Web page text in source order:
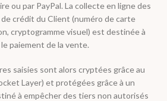
ou par PayPal. La collecte en ligne des
crédit du Client (numéro de carte
cryptogramme visuel) est destinée à
paiement de la vente.
saisies sont alors cryptées grâce au
Layer) et protégées grâce à un
à empêcher des tiers non autorisés